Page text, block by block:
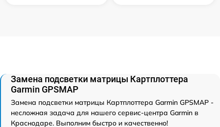
Замена подсветки матрицы Картплоттера
Garmin GPSMAP
Замена подсветки матрицы Картплоттера Garmin GPSMAP -
несложная задача для нашего сервис-центра Garmin в
Краснодаре. Выполним быстро и качественно!